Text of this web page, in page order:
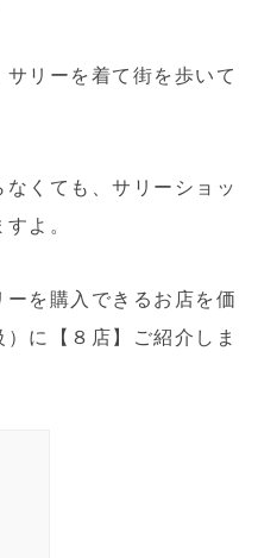
リーを着て街を歩いて
くても、サリーショッ
よ。
を購入できるお店を価
に【８店】ご紹介しま